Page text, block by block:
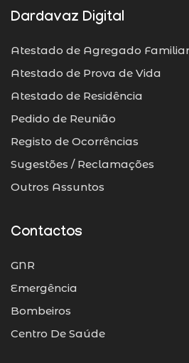
Dardavaz Digital
Atestado de Agregado Familiar
Atestado de Prova de Vida
Atestado de Residência
Pedido de Reunião
Registo de Ocorrências
Sugestões / Reclamações
Outros Assuntos
Contactos
GNR
Emergência
Bombeiros
Centro De Saúde